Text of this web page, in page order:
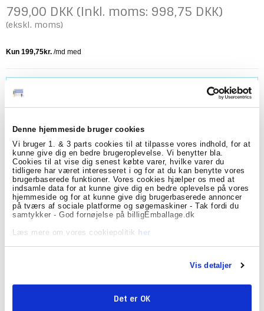
Denne hjemmeside bruger cookies
Vi bruger 1. & 3 parts cookies til at tilpasse vores indhold, for at
kunne give dig en bedre brugeroplevelse. Vi benytter bla.
Cookies til at vise dig senest købte varer, hvilke varer du
tidligere har været interesseret i og for at du kan benytte vores
brugerbaserede funktioner. Vores cookies hjælper os med at
indsamle data for at kunne give dig en bedre oplevelse på vores
hjemmeside og for at kunne give dig brugerbaserede annoncer
på tværs af sociale platforme og søgemaskiner - Tak fordi du
samtykker - God fornøjelse på billigEmballage.dk
Læs mere om vores cookiepolitik
her
Vis detaljer
Det er OK
799,00 DKK (Inkl. moms: 998,75 DKK)
(ekskl. moms)
ks.
Beskrivelse Specifikationer
Tork Håndklædeark Dispenser Hvid – Berøringsfri og
hygiejnisk løsning
Praktisk og stilren Tork dispenser til håndklædeark i
hygiejne, da brugeren kun kommer i kontakt med det
papir, der anvendes. Perfekt til virksomheder,
med at reducere både papirforbrug og spild. Den høje
kapacitet gør den velegnet til travle områder, mens den
smarte refillfunktion gør genopfyldning hurtig og nem.